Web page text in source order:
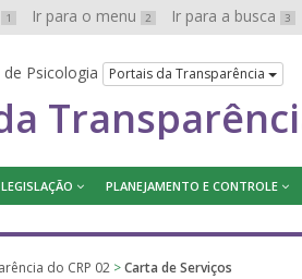
1 Ir para o menu 2 Ir para a busca 3
Psicologia Portais da Transparência
LEGISLAÇÃO PLANEJAMENTO E CONTROLE
do CRP 02 >Carta de Serviços